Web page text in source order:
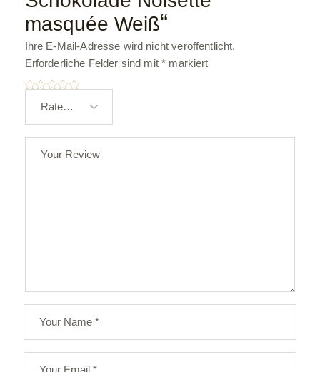
masquée Weiß“
Ihre E-Mail-Adresse wird nicht veröffentlicht.
Erforderliche Felder sind mit* markiert